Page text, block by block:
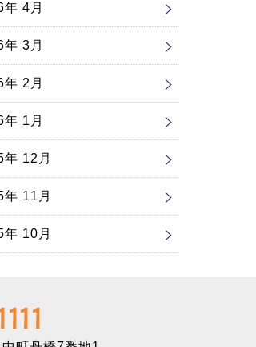
年 4月
年 3月
年 2月
年 1月
年 12月
年 11月
年 10月